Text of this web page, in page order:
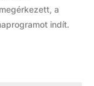
a
indít.